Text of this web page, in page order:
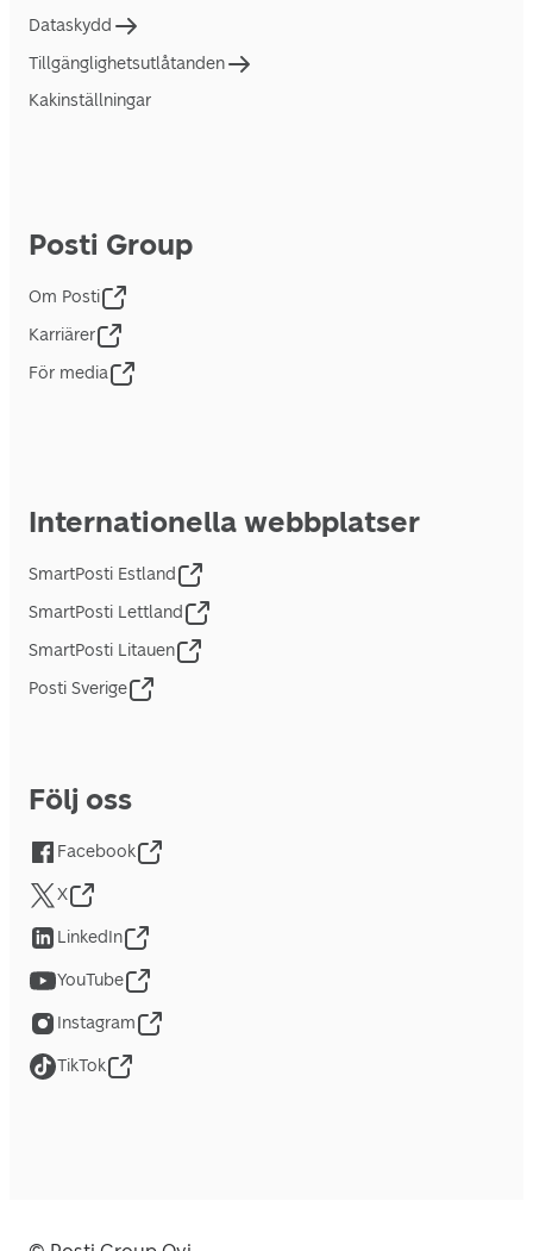
Dataskydd
Tillgänglighetsutlåtanden
Kakinställningar
Posti Group
Om Posti
Karriärer
För media
Internationella webbplatser
SmartPosti Estland
SmartPosti Lettland
SmartPosti Litauen
Posti Sverige
Följ oss
Facebook
X
LinkedIn
YouTube
Instagram
TikTok